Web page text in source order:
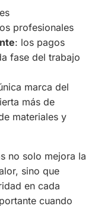
profesionales
: los pagos
fase del trabajo
marca del
más de
materiales y
no solo mejora la
sino que
en cada
cuando